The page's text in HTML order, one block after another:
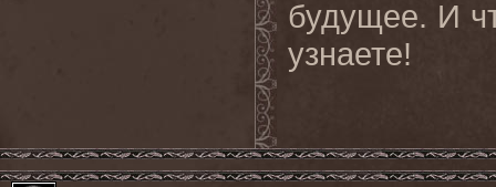
будущее. И
узнаете!